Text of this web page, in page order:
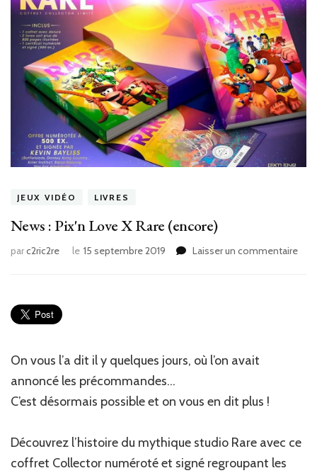
JEUX VIDÉO LIVRES
News : Pix'n Love X Rare (encore)
parc2ric2re le 15 septembre 2019 Laisser un commentairesur
On vous l’a dit il y quelques jours, où l’on avait
annoncé les précommandes…
C’est désormais possible et on vous en dit plus !
Découvrez l’histoire du mythique studio Rare avec ce
coffret Collector numéroté et signé regroupant les